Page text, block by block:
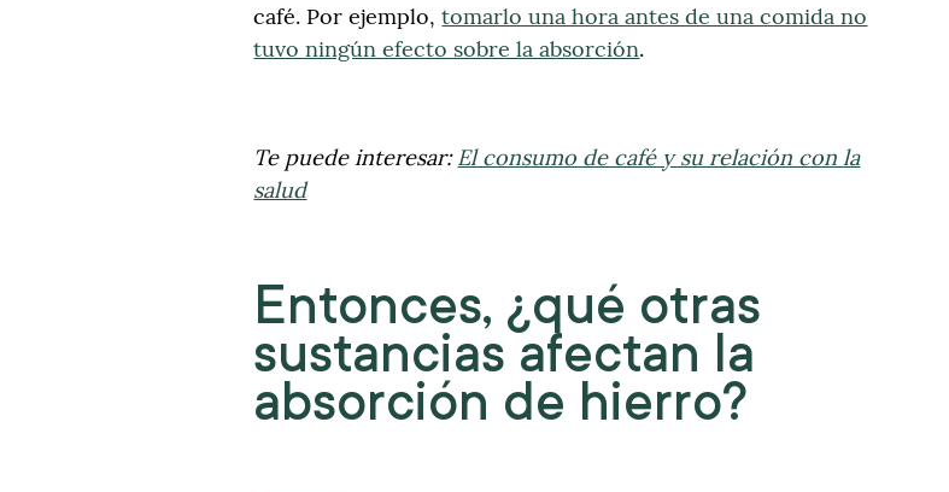
café. Por ejemplo,tomarlo una hora antes de una comida no
tuvo ningún efecto sobre la absorción.
Te puede interesar:El consumo de café y su relación con la
salud
Entonces, ¿qué otras
sustancias afectan la
absorción de hierro?